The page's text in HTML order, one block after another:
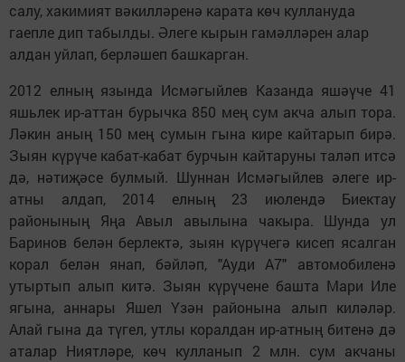
салу, хакимият вәкилләренә карата көч куллануда
гаепле дип табылды. Әлеге кырын гамәлләрен алар
алдан уйлап, берләшеп башкарган.
2012 елның язында Исмәгыйлев Казанда яшәүче 41
яшьлек ир-аттан бурычка 850 мең сум акча алып тора.
Ләкин аның 150 мең сумын гына кире кайтарып бирә.
Зыян күрүче кабат-кабат бурчын кайтаруны таләп итсә
дә, нәтиҗәсе булмый. Шуннан Исмәгыйлев әлеге ир-
атны алдап, 2014 елның 23 июлендә Биектау
районының Яңа Авыл авылына чакыра. Шунда ул
Баринов белән берлектә, зыян күрүчегә кисеп ясалган
корал белән янап, бәйләп, "Ауди А7" автомобиленә
утыртып алып китә. Зыян күрүчене башта Мари Иле
ягына, аннары Яшел Үзән районына алып киләләр.
Алай гына да түгел, утлы коралдан ир-атның битенә дә
аталар Ниятләре, көч кулланып 2 млн. сум акчаны